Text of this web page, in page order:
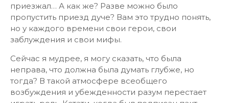
приезжал… А как же? Разве можно было
пропустить приезд дуче? Вам это трудно понять,
но у каждого времени свои герои, свои
заблуждения и свои мифы.
Сейчас я мудрее, я могу сказать, что была
неправа, что должна была думать глубже, но
тогда? В такой атмосфере всеобщего
возбуждения и убежденности разум перестает